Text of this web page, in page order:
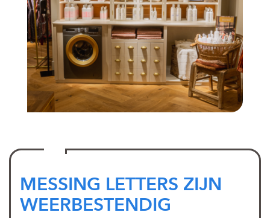
MESSING LETTERS ZIJN
WEERBESTENDIG